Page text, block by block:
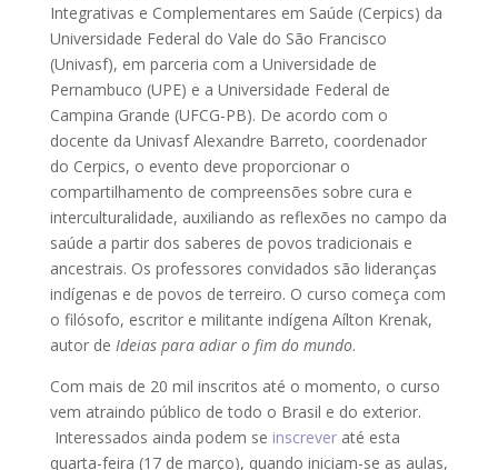
Integrativas e Complementares em Saúde (Cerpics) da
Universidade Federal do Vale do São Francisco
(Univasf), em parceria com a Universidade de
Pernambuco (UPE) e a Universidade Federal de
Campina Grande (UFCG-PB). De acordo com o
docente da Univasf Alexandre Barreto, coordenador
do Cerpics, o evento deve proporcionar o
compartilhamento de compreensões sobre cura e
interculturalidade, auxiliando as reflexões no campo da
saúde a partir dos saberes de povos tradicionais e
ancestrais. Os professores convidados são lideranças
indígenas e de povos de terreiro. O curso começa com
o filósofo, escritor e militante indígena Aílton Krenak,
autor de Ideias para adiar o fim do mundo.
Com mais de 20 mil inscritos até o momento, o curso
vem atraindo público de todo o Brasil e do exterior.
Interessados ainda podem se inscreveraté esta
quarta-feira (17 de março), quando iniciam-se as aulas,